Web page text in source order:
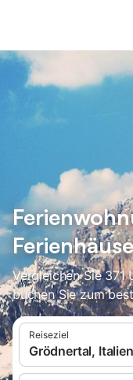
Vergleichen Sie
buchen Sie zum
Reiseziel
Grödnertal, Italien